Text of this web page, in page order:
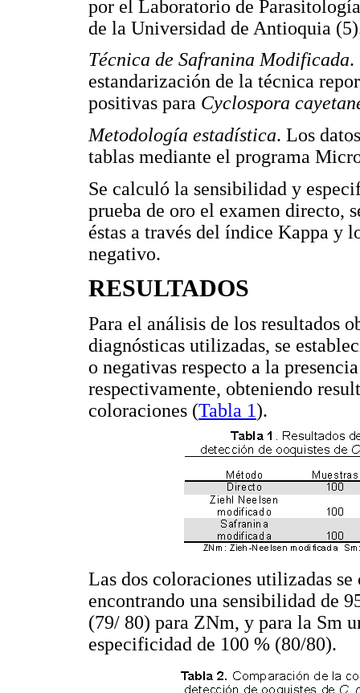
por el Laboratorio de
de la Universidad de Antioquia
Técnica de Safranina Modificada.
estandarización de la técnica
positivas para Cyclospora
Metodología estadística. Los
tablas mediante el programa
Se calculó la sensibilidad y
prueba de oro el examen directo,
éstas a través del índice Kappa y
negativo.
RESULTADOS
Para el análisis de los resultados
diagnósticas utilizadas, se
o negativas respecto a la
respectivamente, obteniendo
coloraciones (Tabla 1).
Las dos coloraciones utilizadas
encontrando una sensibilidad de
(79/ 80) para ZNm, y para la Sm
especificidad de 100 % (80/80).